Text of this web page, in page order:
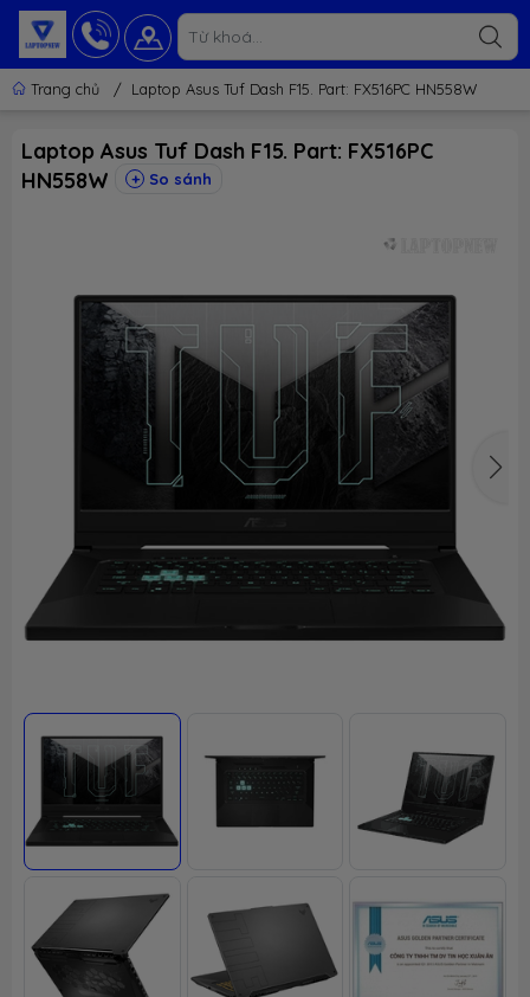
Trang chủ / Laptop Asus Tuf Dash F15. Part: FX516PC HN558W
Laptop Asus Tuf Dash F15. Part: FX516PC
HN558W
So sánh